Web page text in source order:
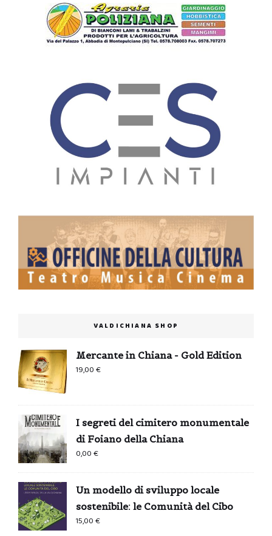
VALDICHIANA SHOP
Mercante in Chiana - Gold Edition
19,00€
I segreti del cimitero monumentale
di Foiano della Chiana
0,00€
Un modello di sviluppo locale
sostenibile: le Comunità del Cibo
15,00€